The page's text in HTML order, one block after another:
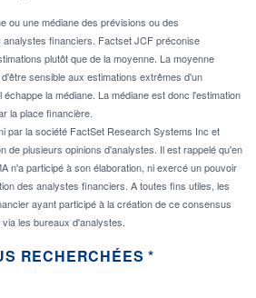
ou une médiane des prévisions ou des
financiers. Factset JCF préconise
plutôt que de la moyenne. La moyenne
sensible aux estimations extrêmes d'un
la médiane. La médiane est donc l'estimation
la place financière.
par la société FactSet Research Systems Inc et
de plusieurs opinions d'analystes. Il est rappelé qu'en
n'a participé à son élaboration, ni exercé un pouvoir
des analystes financiers. A toutes fins utiles, les
ayant participé à la création de ce consensus
les bureaux d'analystes.
RECHERCHÉES *